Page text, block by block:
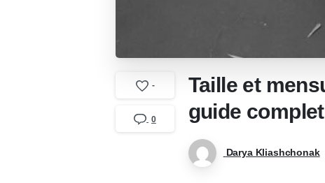
-
0
Taille et
guide complet
Darya Kliashchonak